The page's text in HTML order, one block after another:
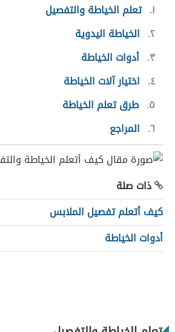
١ تعلم الخياطة والتفصيل
٢ الخياطة اليدوية
٣ أدوات الخياطة
٤
اختيار آلات الخياطة
٥ طرق تعلم الخياطة
٦ المراجع
ذات صلة
كيف أتعلم تفصيل الملابس
أدوات الخياطة